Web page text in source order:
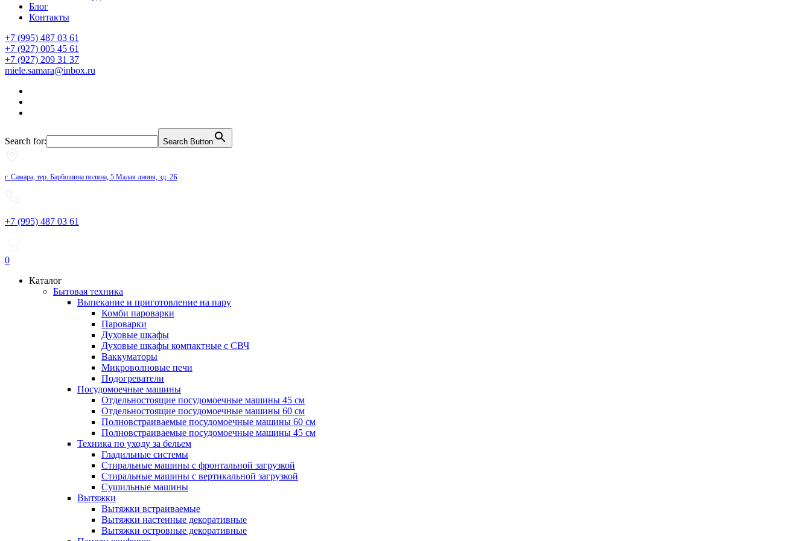
Блог
Контакты
+7 (995) 487 03 61
+7 (927) 005 45 61
+7 (927) 209 31 37
miele.samara@inbox.ru
Search for: Search Button
г. Самара, тер. Барбошина поляна, 5 Малая линия, зд. 2Б
+7 (995) 487 03 61
0
Каталог
Бытовая техника
Выпекание и приготовление на пару
Комби пароварки
Пароварки
Духовые шкафы
Духовые шкафы компактные с СВЧ
Ваккуматоры
Микроволновые печи
Подогреватели
Посудомоечные машины
Отдельностоящие посудомоечные машины 45 см
Отдельностоящие посудомоечные машины 60 см
Полновстраиваемые посудомоечные машины 60 см
Полновстраиваемые посудомоечные машины 45 см
Техника по уходу за бельем
Гладильные системы
Стиральные машины с фронтальной загрузкой
Стиральные машины с вертикальной загрузкой
Сушильные машины
Вытяжки
Вытяжки встраиваемые
Вытяжки настенные декоративные
Вытяжки островные декоративные